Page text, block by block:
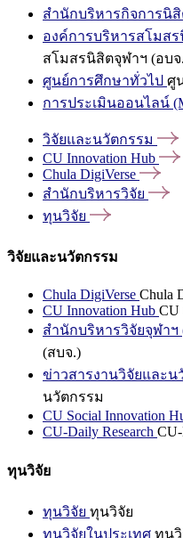
สำนักบริหารกิจการนิ
องค์การบริหารสโมส
สโมสรนิสิตจุฬาฯ (อบจ
ศูนย์การศึกษาทั่วไป ศู
การประเมินออนไลน์
วิจัยและนวัตกรรม
CU Innovation Hub
Chula DigiVerse
สำนักบริหารวิจัย
ทุนวิจัย
วิจัยและนวัตกรรม
Chula DigiVerse Chula
CU Innovation Hub CU
สำนักบริหารวิจัยจุฬาฯ
(สบจ.)
ข่าวสารงานวิจัยและน
นวัตกรรม
CU Social Innovation
CU-Daily Research CU-
ทุนวิจัย
ทุนวิจัย ทุนวิจัย
ทุนวิจัยในประเทศ ทุนวิ